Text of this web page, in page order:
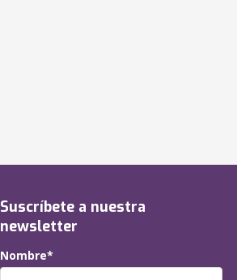
Suscríbete a nuestra
newsletter
Nombre*